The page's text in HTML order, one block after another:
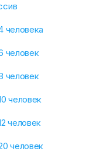
человека
человек
человек
человек
человек
человек